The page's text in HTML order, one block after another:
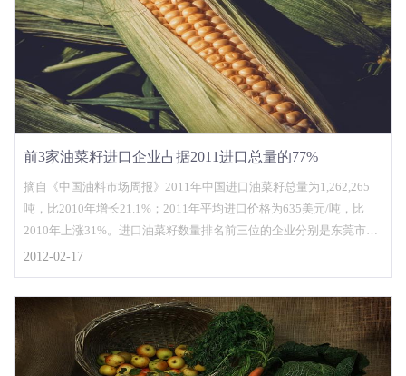
前3家油菜籽进口企业占据2011进口总量的77%
摘自《中国油料市场周报》2011年中国进口油菜籽总量为1,262,265
吨，比2010年增长21.1%；2011年平均进口价格为635美元/吨，比
2010年上涨31%。进口油菜籽数量排名前三位的企业分别是东莞市富
之源饲料蛋白开发有限公、大海粮
2012-02-17